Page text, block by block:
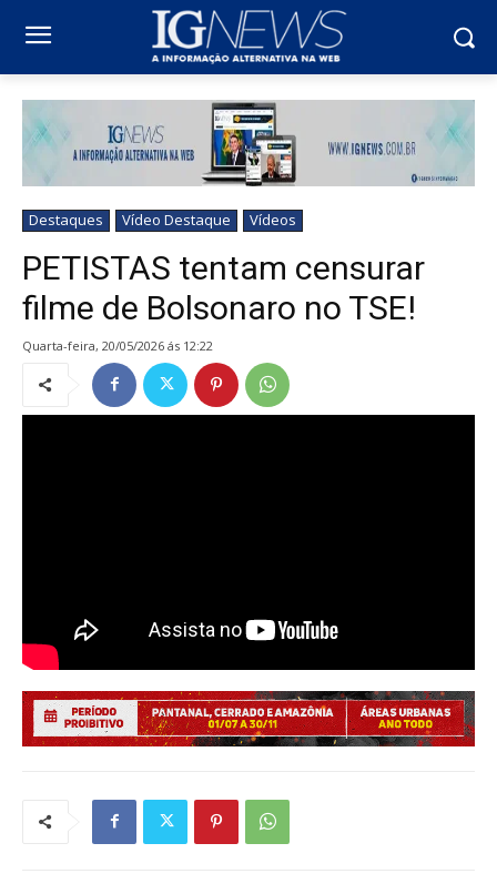
Destaques Vídeo Destaque Vídeos
PETISTAS tentam censurar
filme de Bolsonaro no TSE!
quarta-feira, 20/05/2026 ás 12:22